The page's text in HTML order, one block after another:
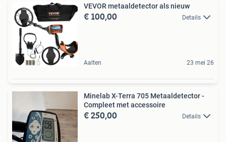
VEVOR metaaldetector als nieuw
€ 100,00 Details
Aalten 23 mei 26
Minelab X-Terra 705 Metaaldetector -
Compleet met accessoire
€ 250,00 Details